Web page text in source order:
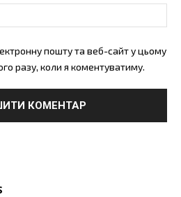
пошту та веб-сайт у цьому
разу, коли я коментуватиму.